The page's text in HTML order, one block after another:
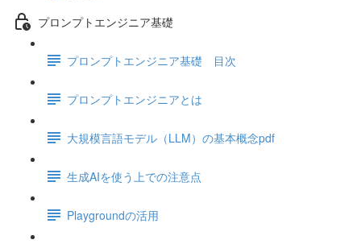
プロンプトエンジニア基礎
プロンプトエンジニア基礎 目次
プロンプトエンジニアとは
大規模言語モデル（LLM）の基本概念pdf
生成AIを使う上での注意点
Playgroundの活用